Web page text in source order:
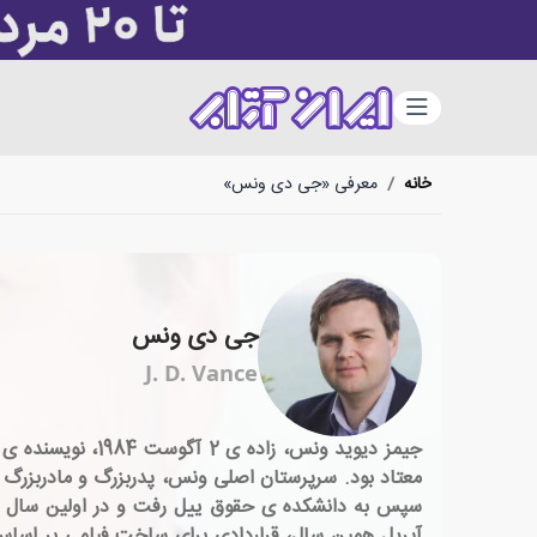
دسته‌بندی
خانه / معرفی «جی دی ونس»
جی دی ونس
J. D. Vance
جیمز دیوید
معتاد بود. سرپرستان اصلی ونس، پدربزرگ و